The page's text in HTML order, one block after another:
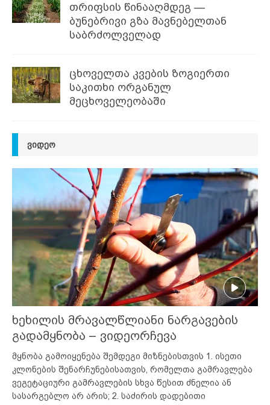
თრიფსის წინააღმდეგ —
ბუნებრივი გზა მავნებელთან
საბრძოლველად
ცხოველთა კვების ზოგიერთი
საკითხი ორგანულ
მეცხოველეობაში
ᲕᲘᲓᲔᲝ
ხეხილის მრავალწლიანი ნარგავების
გადამყნობა – ვიდეორჩევა
მყნობა გამოიყენება შემდეგი მიზნებისთვის 1. ისეთი
კლონების შენარჩუნებისათვის, რომელთა გამრავლება
ვეგეტაციური გამრავლების სხვა წესით ძნელია ან
სასარგებლო არ არის; 2. საძირის დადებითი